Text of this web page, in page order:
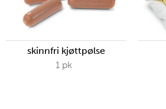
skinnfri kjøttpølse
1 pk